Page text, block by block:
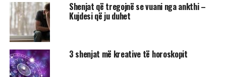
Shenjat që tregojnë se vuani nga ankthi –
Kujdesi që ju duhet
3 shenjat më kreative të horoskopit